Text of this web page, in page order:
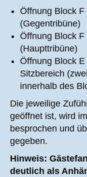
Öffnung Block
(Gegentribüne)
Öffnung Block
(Haupttribüne)
Öffnung Block
Sitzbereich
innerhalb des
Die jeweilige
geöffnet ist, wird
besprochen und
gegeben.
Hinweis:
deutlich als